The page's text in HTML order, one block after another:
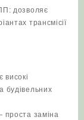
дозволяє
трансмісії
високі
будівельних
проста заміна